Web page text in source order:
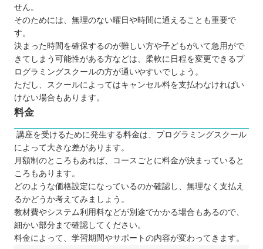
せん。
そのためには、無理のない曜日や時間に通えることも重要で
す。
決まった時間を確保するのが難しい方や子どもがいて急用がで
きてしまう可能性がある方などは、柔軟に日程を変更できるプ
ログラミングスクールの方が通いやすいでしょう。
ただし、スクールによってはキャンセル料を支払わなければい
けない場合もあります。
料金
講座を受けるために発生する料金は、プログラミングスクール
によって大きな差があります。
月額制のところもあれば、コースごとに料金が決まっていると
ころもあります。
どのような価格設定になっているのか確認し、無理なく支払え
るかどうか考えてみましょう。
教材費やシステム利用料などが別途でかかる場合もあるので、
細かい部分まで確認してください。
料金によって、学習期間やサポートの内容が変わってきます。